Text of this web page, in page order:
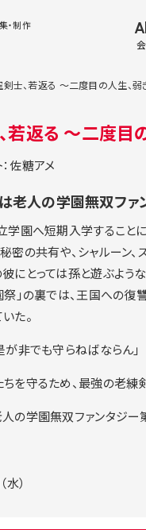
・制作
士、若返る ～二度目の人生、
若返る ～二度目
佐糖アメ
老人の学園無双ファ
学園へ短期入学することに
密の共有や、シャルーン、
にとっては孫と遊ぶよう
祭」の裏では、王国への
た。
が非でも守らねばならん」
を守るため、最強の老練
の学園無双ファンタジー
）